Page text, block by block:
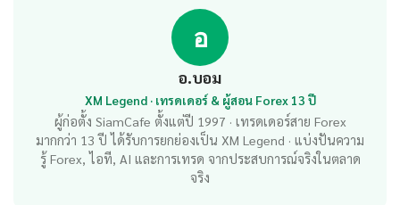
อ
อ.บอม
XM Legend · เทรดเดอร์ & ผู้สอน Forex 13 ปี
ผู้ก่อตั้ง SiamCafe ตั้งแต่ปี 1997 · เทรดเดอร์สาย Forex
มากกว่า 13 ปี ได้รับการยกย่องเป็น XM Legend · แบ่งปันความ
รู้ Forex, ไอที, AI และการเทรด จากประสบการณ์จริงในตลาด
จริง